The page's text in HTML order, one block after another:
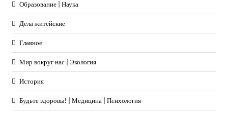
Образование | Наука
Дела житейские
Главное
Мир вокруг нас | Экология
История
Будьте здоровы! | Медицина | Психология